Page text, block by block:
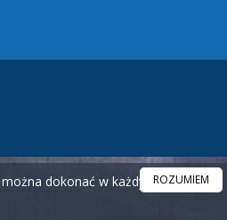
dokonać w każdym czasie.
ROZUMIEM